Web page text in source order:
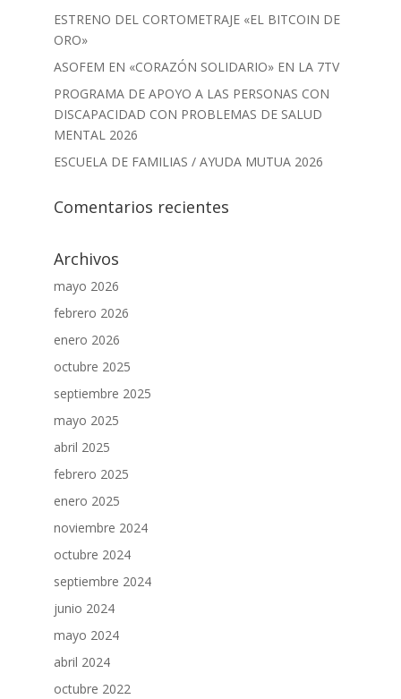
ESTRENO DEL CORTOMETRAJE «EL BITCOIN DE
ORO»
ASOFEM EN «CORAZÓN SOLIDARIO» EN LA 7TV
PROGRAMA DE APOYO A LAS PERSONAS CON
DISCAPACIDAD CON PROBLEMAS DE SALUD
MENTAL 2026
ESCUELA DE FAMILIAS / AYUDA MUTUA 2026
Comentarios recientes
Archivos
mayo 2026
febrero 2026
enero 2026
octubre 2025
septiembre 2025
mayo 2025
abril 2025
febrero 2025
enero 2025
noviembre 2024
octubre 2024
septiembre 2024
junio 2024
mayo 2024
abril 2024
octubre 2022